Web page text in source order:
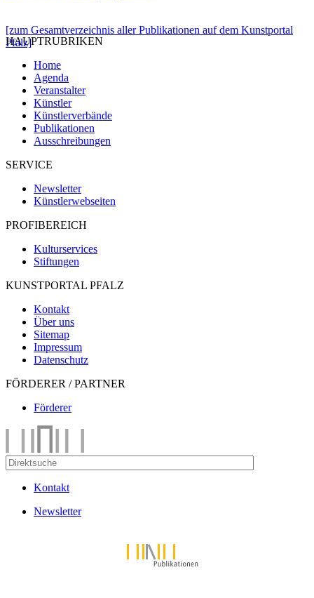
[zum Gesamtverzeichnis aller Publikationen auf dem Kunstportal
Pfalz]
HAUPTRUBRIKEN
Home
Agenda
Veranstalter
Künstler
Künstlerverbände
Publikationen
Ausschreibungen
SERVICE
Newsletter
Künstlerwebseiten
PROFIBEREICH
Kulturservices
Stiftungen
KUNSTPORTAL PFALZ
Kontakt
Über uns
Sitemap
Impressum
Datenschutz
FÖRDERER / PARTNER
Förderer
Kontakt
Newsletter